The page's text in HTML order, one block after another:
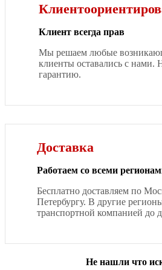
Клиент всегда прав
Мы решаем любые
клиенты оставались с нами.
гарантию.
Доставка
Работаем со всеми
Бесплатно доставляем по
Петербургу. В другие
транспортной компанией до
Не нашли что